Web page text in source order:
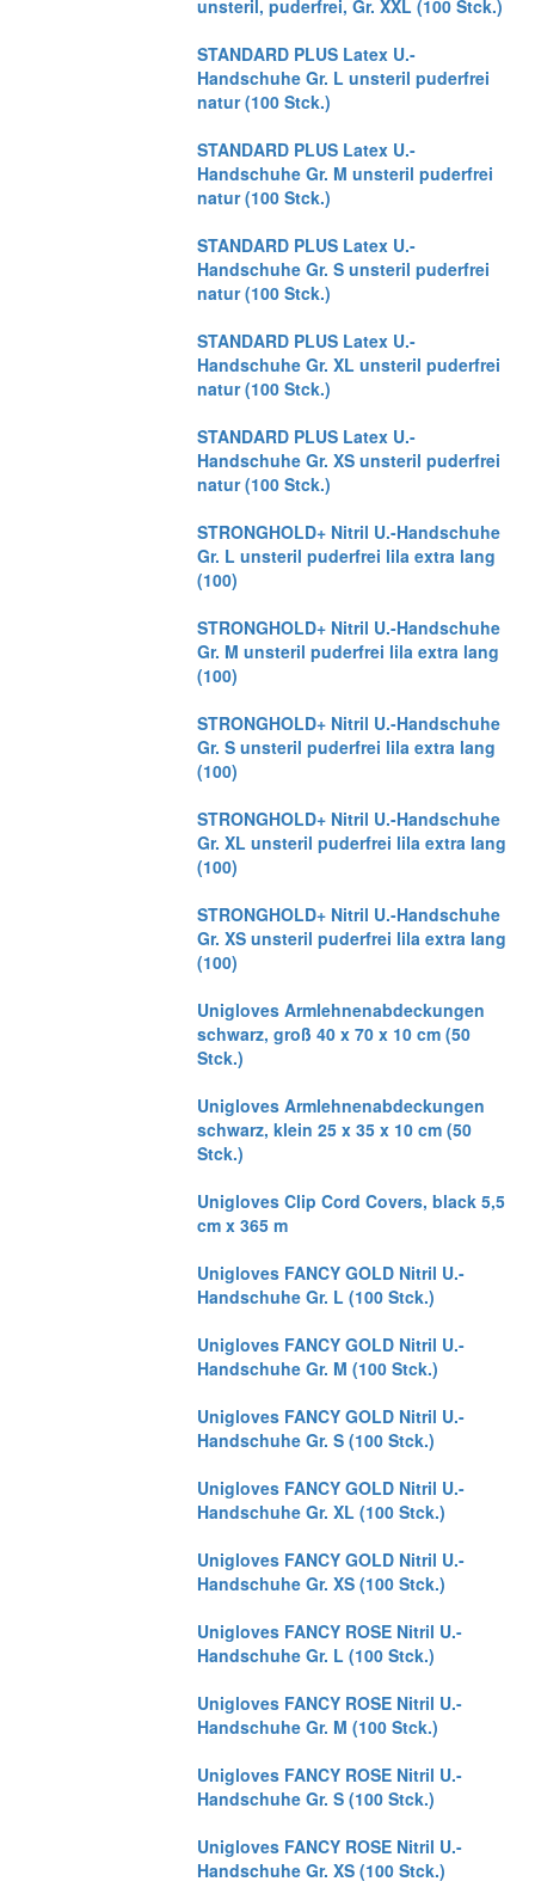
unsteril, puderfrei, Gr. XXL (100 Stck.)
STANDARD PLUS Latex U.-
Handschuhe Gr. L unsteril puderfrei
natur (100 Stck.)
STANDARD PLUS Latex U.-
Handschuhe Gr. M unsteril puderfrei
natur (100 Stck.)
STANDARD PLUS Latex U.-
Handschuhe Gr. S unsteril puderfrei
natur (100 Stck.)
STANDARD PLUS Latex U.-
Handschuhe Gr. XL unsteril puderfrei
natur (100 Stck.)
STANDARD PLUS Latex U.-
Handschuhe Gr. XS unsteril puderfrei
natur (100 Stck.)
STRONGHOLD+ Nitril U.-Handschuhe
Gr. L unsteril puderfrei lila extra lang
(100)
STRONGHOLD+ Nitril U.-Handschuhe
Gr. M unsteril puderfrei lila extra lang
(100)
STRONGHOLD+ Nitril U.-Handschuhe
Gr. S unsteril puderfrei lila extra lang
(100)
STRONGHOLD+ Nitril U.-Handschuhe
Gr. XL unsteril puderfrei lila extra lang
(100)
STRONGHOLD+ Nitril U.-Handschuhe
Gr. XS unsteril puderfrei lila extra lang
(100)
Unigloves Armlehnenabdeckungen
schwarz, groß 40 x 70 x 10 cm (50
Stck.)
Unigloves Armlehnenabdeckungen
schwarz, klein 25 x 35 x 10 cm (50
Stck.)
Unigloves Clip Cord Covers, black 5,5
cm x 365 m
Unigloves FANCY GOLD Nitril U.-
Handschuhe Gr. L (100 Stck.)
Unigloves FANCY GOLD Nitril U.-
Handschuhe Gr. M (100 Stck.)
Unigloves FANCY GOLD Nitril U.-
Handschuhe Gr. S (100 Stck.)
Unigloves FANCY GOLD Nitril U.-
Handschuhe Gr. XL (100 Stck.)
Unigloves FANCY GOLD Nitril U.-
Handschuhe Gr. XS (100 Stck.)
Unigloves FANCY ROSE Nitril U.-
Handschuhe Gr. L (100 Stck.)
Unigloves FANCY ROSE Nitril U.-
Handschuhe Gr. M (100 Stck.)
Unigloves FANCY ROSE Nitril U.-
Handschuhe Gr. S (100 Stck.)
Unigloves FANCY ROSE Nitril U.-
Handschuhe Gr. XS (100 Stck.)